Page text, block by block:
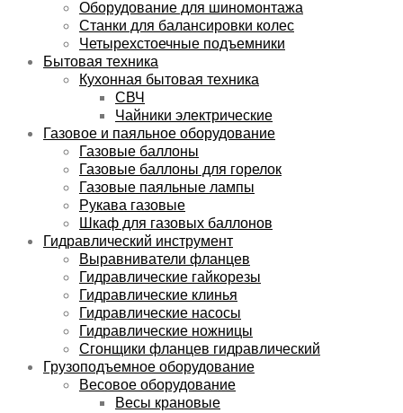
Оборудование для шиномонтажа
Станки для балансировки колес
Четырехстоечные подъемники
Бытовая техника
Кухонная бытовая техника
СВЧ
Чайники электрические
Газовое и паяльное оборудование
Газовые баллоны
Газовые баллоны для горелок
Газовые паяльные лампы
Рукава газовые
Шкаф для газовых баллонов
Гидравлический инструмент
Выравниватели фланцев
Гидравлические гайкорезы
Гидравлические клинья
Гидравлические насосы
Гидравлические ножницы
Сгонщики фланцев гидравлический
Грузоподъемное оборудование
Весовое оборудование
Весы крановые